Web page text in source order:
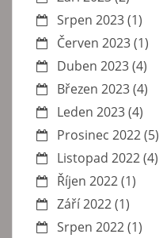
Srpen 2023(1)
Červen 2023(1)
Duben 2023(4)
Březen 2023(4)
Leden 2023(4)
Prosinec 2022(5)
Listopad 2022(4)
Říjen 2022(1)
Září 2022(1)
Srpen 2022(1)